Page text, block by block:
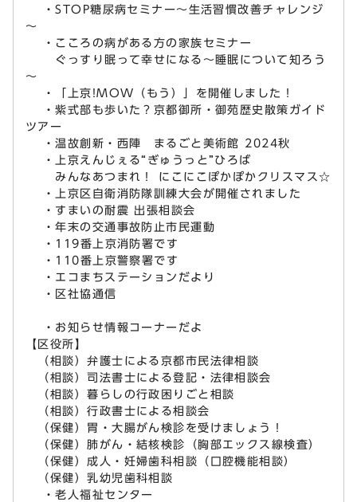
・STOP糖尿病セミナー～生活習慣改善チャレンジ
～
・こころの病がある方の家族セミナー
ぐっすり眠って幸せになる～睡眠について知ろう
～
・「上京!MOW（もう）」を開催しました！
・紫式部も歩いた？京都御所・御苑歴史散策ガイド
ツアー
・温故創新・西陣 まるごと美術館 2024秋
・上京えんじぇる“ぎゅうっと”ひろば
みんなあつまれ！ にこにこぽかぽかクリスマス☆
・上京区自衛消防隊訓練大会が開催されました
・すまいの耐震 出張相談会
・年末の交通事故防止市民運動
・119番上京消防署です
・110番上京警察署です
・エコまちステーションだより
・区社協通信
・お知らせ情報コーナーだよ
【区役所】
（相談）弁護士による京都市民法律相談
（相談）司法書士による登記・法律相談会
（相談）暮らしの行政困りごと相談
（相談）行政書士による相談会
（保健）胃・大腸がん検診を受けましょう！
（保健）肺がん・結核検診（胸部エックス線検査）
（保健）成人・妊婦歯科相談（口腔機能相談）
（保健）乳幼児歯科相談
・老人福祉センター